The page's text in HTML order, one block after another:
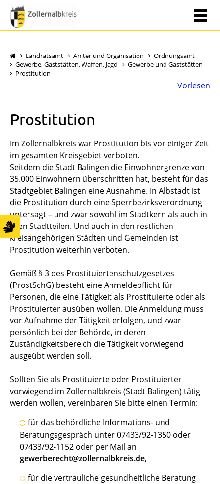
Landratsamt Ämter und Organisation
Ordnungsamt
Gewerbe, Gaststätten, Waffen, Jagd
Gewerbe und Gaststätten
Prostitution
Vorlesen
Prostitution
Im Zollernalbkreis war Prostitution bis vor einiger Zeit
im gesamten Kreisgebiet verboten.
Seitdem die Stadt Balingen die Einwohnergrenze von
35.000 Einwohnern überschritten hat, besteht für das
Stadtgebiet Balingen eine Ausnahme. In Albstadt ist
die Prostitution durch eine Sperrbezirksverordnung
untersagt – und zwar sowohl im Stadtkern als auch in
allen Stadtteilen. Und auch in den restlichen
kreisangehörigen Städten und Gemeinden ist
Prostitution weiterhin verboten.
Gemäß § 3 des Prostituiertenschutzgesetzes
(ProstSchG) besteht eine Anmeldepflicht für
Personen, die eine Tätigkeit als Prostituierte oder als
Prostituierter ausüben wollen. Die Anmeldung muss
vor Aufnahme der Tätigkeit erfolgen, und zwar
persönlich bei der Behörde, in deren
Zuständigkeitsbereich die Tätigkeit vorwiegend
ausgeübt werden soll.
Sollten Sie als Prostituierte oder Prostituierter
vorwiegend im Zollernalbkreis (Stadt Balingen) tätig
werden wollen, vereinbaren Sie bitte einen Termin:
für das behördliche Informations- und
Beratungsgespräch unter 07433/92-1350 oder
07433/92-1152 oder per Mail an
gewerberecht@zollernalbkreis.de,
für die vertrauliche gesundheitliche Beratung